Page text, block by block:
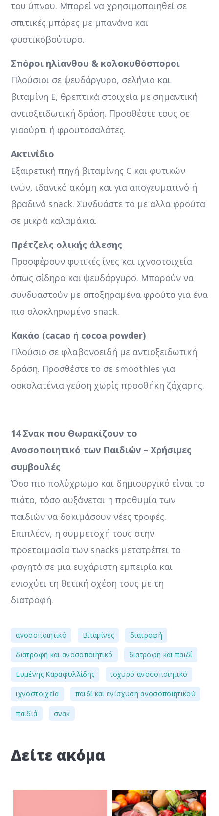
του ύπνου. Μπορεί να χρησιμοποιηθεί σε
σπιτικές μπάρες με μπανάνα και
φυστικοβούτυρο.
Σπόροι ηλίανθου & κολοκυθόσποροι
Πλούσιοι σε ψευδάργυρο, σελήνιο και
βιταμίνη Ε, θρεπτικά στοιχεία με σημαντική
αντιοξειδωτική δράση. Προσθέστε τους σε
γιαούρτι ή φρουτοσαλάτες.
Ακτινίδιο
Εξαιρετική πηγή βιταμίνης C και φυτικών
ινών, ιδανικό ακόμη και για απογευματινό ή
βραδινό snack. Συνδυάστε το με άλλα φρούτα
σε μικρά καλαμάκια.
Πρέτζελς ολικής άλεσης
Προσφέρουν φυτικές ίνες και ιχνοστοιχεία
όπως σίδηρο και ψευδάργυρο. Μπορούν να
συνδυαστούν με αποξηραμένα φρούτα για ένα
πιο ολοκληρωμένο snack.
Κακάο (cacao ή cocoa powder)
Πλούσιο σε φλαβονοειδή με αντιοξειδωτική
δράση. Προσθέστε το σε smoothies για
σοκολατένια γεύση χωρίς προσθήκη ζάχαρης.
14 Σνακ που Θωρακίζουν το
Ανοσοποιητικό των Παιδιών – Χρήσιμες
συμβουλές
Όσο πιο πολύχρωμο και δημιουργικό είναι το
πιάτο, τόσο αυξάνεται η προθυμία των
παιδιών να δοκιμάσουν νέες τροφές.
Επιπλέον, η συμμετοχή τους στην
προετοιμασία των snacks μετατρέπει το
φαγητό σε μια ευχάριστη εμπειρία και
ενισχύει τη θετική σχέση τους με τη
διατροφή.
ανοσοποιητικό Βιταμίνες διατροφή
διατροφή και ανοσοποιητικό διατροφή και παιδί
Ευμένης Καραφυλλίδης ισχυρό ανοσοποιητικό
ιχνοστοιχεία παιδί και ενίσχυση ανοσοποιητικού
παιδιά σνακ
Δείτε ακόμα